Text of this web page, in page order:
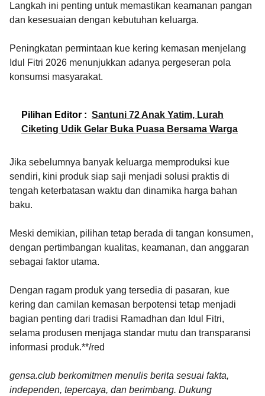
Langkah ini penting untuk memastikan keamanan pangan
dan kesesuaian dengan kebutuhan keluarga.
Peningkatan permintaan kue kering kemasan menjelang
Idul Fitri 2026 menunjukkan adanya pergeseran pola
konsumsi masyarakat.
Pilihan Editor : Santuni 72 Anak Yatim, Lurah
Ciketing Udik Gelar Buka Puasa Bersama Warga
Jika sebelumnya banyak keluarga memproduksi kue
sendiri, kini produk siap saji menjadi solusi praktis di
tengah keterbatasan waktu dan dinamika harga bahan
baku.
Meski demikian, pilihan tetap berada di tangan konsumen,
dengan pertimbangan kualitas, keamanan, dan anggaran
sebagai faktor utama.
Dengan ragam produk yang tersedia di pasaran, kue
kering dan camilan kemasan berpotensi tetap menjadi
bagian penting dari tradisi Ramadhan dan Idul Fitri,
selama produsen menjaga standar mutu dan transparansi
informasi produk.**/red
gensa.club berkomitmen menulis berita sesuai fakta,
independen, tepercaya, dan berimbang. Dukung